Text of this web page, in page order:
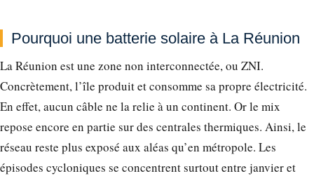
Pourquoi une batterie solaire à La Réunion
La Réunion est une zone non interconnectée, ou ZNI.
Concrètement, l’île produit et consomme sa propre électricité.
En effet, aucun câble ne la relie à un continent. Or le mix
repose encore en partie sur des centrales thermiques. Ainsi, le
réseau reste plus exposé aux aléas qu’en métropole. Les
épisodes cycloniques se concentrent surtout entre janvier et